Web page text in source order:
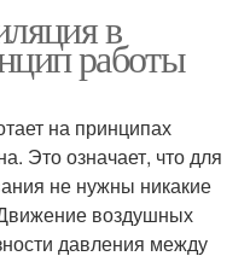
в
работы
на принципах
Это означает, что для
не нужны никакие
воздушных
давления между